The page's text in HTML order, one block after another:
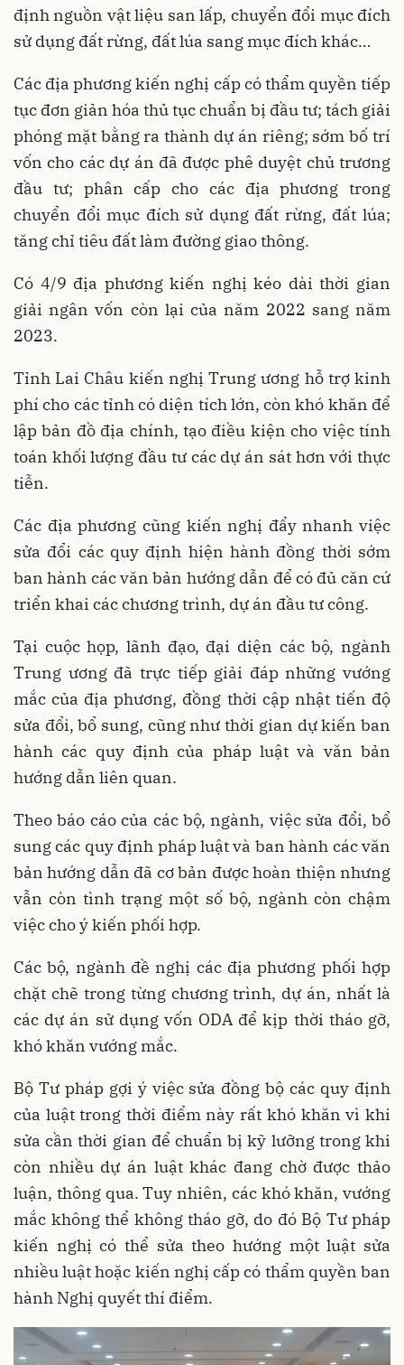
định nguồn vật liệu san lấp, chuyển đổi mục đích
sử dụng đất rừng, đất lúa sang mục đích khác…
Các địa phương kiến nghị cấp có thẩm quyền tiếp
tục đơn giản hóa thủ tục chuẩn bị đầu tư; tách giải
phóng mặt bằng ra thành dự án riêng; sớm bố trí
vốn cho các dự án đã được phê duyệt chủ trương
đầu tư; phân cấp cho các địa phương trong
chuyển đổi mục đích sử dụng đất rừng, đất lúa;
tăng chỉ tiêu đất làm đường giao thông.
Có 4/9 địa phương kiến nghị kéo dài thời gian
giải ngân vốn còn lại của năm 2022 sang năm
2023.
Tỉnh Lai Châu kiến nghị Trung ương hỗ trợ kinh
phí cho các tỉnh có diện tích lớn, còn khó khăn để
lập bản đồ địa chính, tạo điều kiện cho việc tính
toán khối lượng đầu tư các dự án sát hơn với thực
tiễn.
Các địa phương cũng kiến nghị đẩy nhanh việc
sửa đổi các quy định hiện hành đồng thời sớm
ban hành các văn bản hướng dẫn để có đủ căn cứ
triển khai các chương trình, dự án đầu tư công.
Tại cuộc họp, lãnh đạo, đại diện các bộ, ngành
Trung ương đã trực tiếp giải đáp những vướng
mắc của địa phương, đồng thời cập nhật tiến độ
sửa đổi, bổ sung, cũng như thời gian dự kiến ban
hành các quy định của pháp luật và văn bản
hướng dẫn liên quan.
Theo báo cáo của các bộ, ngành, việc sửa đổi, bổ
sung các quy định pháp luật và ban hành các văn
bản hướng dẫn đã cơ bản được hoàn thiện nhưng
vẫn còn tình trạng một số bộ, ngành còn chậm
việc cho ý kiến phối hợp.
Các bộ, ngành đề nghị các địa phương phối hợp
chặt chẽ trong từng chương trình, dự án, nhất là
các dự án sử dụng vốn ODA để kịp thời tháo gỡ,
khó khăn vướng mắc.
Bộ Tư pháp gợi ý việc sửa đồng bộ các quy định
của luật trong thời điểm này rất khó khăn vì khi
sửa cần thời gian để chuẩn bị kỹ lưỡng trong khi
còn nhiều dự án luật khác đang chờ được thảo
luận, thông qua. Tuy nhiên, các khó khăn, vướng
mắc không thể không tháo gỡ, do đó Bộ Tư pháp
kiến nghị có thể sửa theo hướng một luật sửa
nhiều luật hoặc kiến nghị cấp có thẩm quyền ban
hành Nghị quyết thí điểm.